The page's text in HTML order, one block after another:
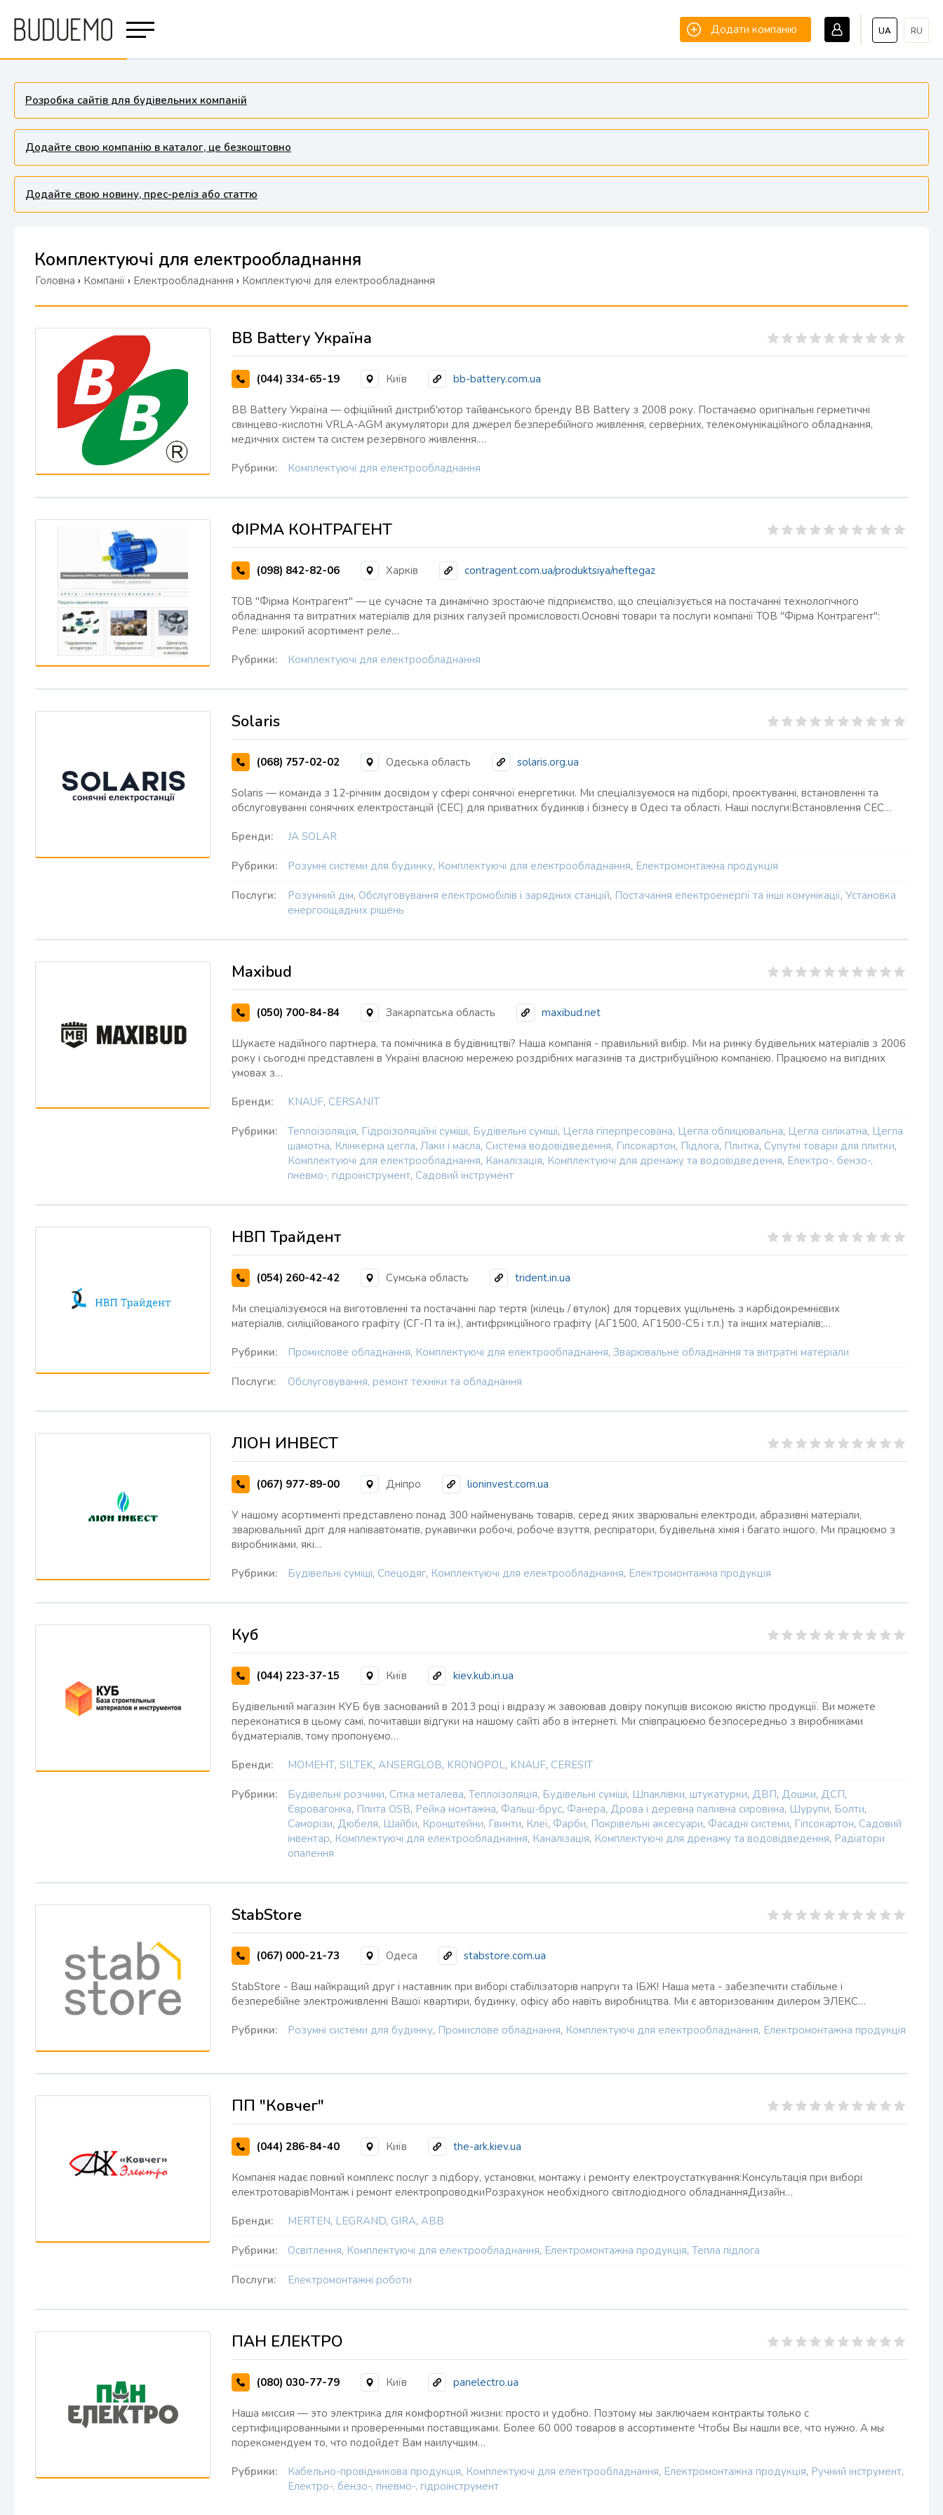
UA RU
Додати компанію
Розробка сайтів для будівельних компаній
Додайте свою компанію в каталог, це безкоштовно
Додайте свою новину, прес-реліз або статтю
Комплектуючі для електрообладнання
Головна › Компанії › Електрообладнання › Комплектуючі для електрообладнання
BB Battery Україна
(044) 334-65-19 Київ bb-battery.com.ua
BB Battery Україна — офіційний дистриб'ютор тайванського бренду BB Battery з 2008 року. Постачаємо оригінальні герметичні
свинцево-кислотні VRLA-AGM акумулятори для джерел безперебійного живлення, серверних, телекомунікаційного обладнання,
медичних систем та систем резервного живлення.…
Рубрики: Комплектуючі для електрообладнання
ФІРМА КОНТРАГЕНТ
(098) 842-82-06 Харків contragent.com.ua/produktsiya/neftegaz
ТОВ "Фірма Контрагент" — це сучасне та динамічно зростаюче підприємство, що спеціалізується на постачанні технологічного
обладнання та витратних матеріалів для різних галузей промисловості.Основні товари та послуги компанії ТОВ "Фірма Контрагент":
Реле: широкий асортимент реле…
Рубрики: Комплектуючі для електрообладнання
Solaris
(068) 757-02-02 Одеська область solaris.org.ua
Solaris — команда з 12-річним досвідом у сфері сонячної енергетики. Ми спеціалізуємося на підборі, проєктуванні, встановленні та
обслуговуванні сонячних електростанцій (СЕС) для приватних будинків і бізнесу в Одесі та області. Наші послуги:Встановлення СЕС…
Бренди: JA SOLAR
Рубрики: Розумні системи для будинку, Комплектуючі для електрообладнання, Електромонтажна продукція
Послуги: Розумний дім, Обслуговування електромобілів і зарядних станцій, Постачання електроенергії та інші комунікації, Установка
енергоощадних рішень
Maxibud
(050) 700-84-84 Закарпатська область maxibud.net
Шукаєте надійного партнера, та помічника в будівництві? Наша компанія - правильний вибір. Ми на ринку будівельних матеріалів з 2006
року і сьогодні представлені в Україні власною мережею роздрібних магазинів та дистрибуційною компанією. Працюємо на вигідних
умовах з…
Бренди: KNAUF, CERSANIT
Рубрики: Теплоізоляція, Гідроізоляційні суміші, Будівельні суміші, Цегла гіперпресована, Цегла облицювальна, Цегла силікатна, Цегла
шамотна, Клінкерна цегла, Лаки і масла, Система водовідведення, Гіпсокартон, Підлога, Плитка, Супутні товари для плитки,
Комплектуючі для електрообладнання, Каналізація, Комплектуючі для дренажу та водовідведення, Електро-, бензо-,
пневмо-, гідроінструмент, Садовий інструмент
НВП Трайдент
(054) 260-42-42 Сумська область trident.in.ua
Ми спеціалізуємося на виготовленні та постачанні пар тертя (кілець / втулок) для торцевих ущільнень з карбідокремнієвих
матеріалів, силіційованого графіту (СГ-П та ін.), антифрикційного графіту (АГ1500, АГ1500-С5 і т.п.) та інших матеріалів;…
Рубрики: Промислове обладнання, Комплектуючі для електрообладнання, Зварювальне обладнання та витратні матеріали
Послуги: Обслуговування, ремонт техніки та обладнання
ЛІОН ИНВЕСТ
(067) 977-89-00 Дніпро lioninvest.com.ua
У нашому асортименті представлено понад 300 найменувань товарів, серед яких зварювальні електроди, абразивні матеріали,
зварювальний дріт для напівавтоматів, рукавички робочі, робоче взуття, респіратори, будівельна хімія і багато іншого. Ми працюємо з
виробниками, які…
Рубрики: Будівельні суміші, Спецодяг, Комплектуючі для електрообладнання, Електромонтажна продукція
Куб
(044) 223-37-15 Київ kiev.kub.in.ua
Будівельний магазин КУБ був заснований в 2013 році і відразу ж завоював довіру покупців високою якістю продукції. Ви можете
переконатися в цьому самі, почитавши відгуки на нашому сайті або в інтернеті. Ми співпрацюємо безпосередньо з виробниками
будматеріалів, тому пропонуємо…
Бренди: МОМЕНТ, SILTEK, ANSERGLOB, KRONOPOL, KNAUF, CERESIT
Рубрики: Будівельні розчини, Сітка металева, Теплоізоляція, Будівельні суміші, Шпаклівки, штукатурки, ДВП, Дошки, ДСП,
Євровагонка, Плита OSB, Рейка монтажна, Фальш-брус, Фанера, Дрова і деревна паливна сировина, Шурупи, Болти,
Саморізи, Дюбеля, Шайби, Кронштейни, Гвинти, Клеї, Фарби, Покрівельні аксесуари, Фасадні системи, Гіпсокартон, Садовий
інвентар, Комплектуючі для електрообладнання, Каналізація, Комплектуючі для дренажу та водовідведення, Радіатори
опалення
StabStore
(067) 000-21-73 Одеса stabstore.com.ua
StabStore - Ваш найкращий друг і наставник при виборі стабілізаторів напруги та ІБЖ! Наша мета - забезпечити стабільне і
безперебійне электроживленні Вашої квартири, будинку, офісу або навіть виробництва. Ми є авторизованим дилером ЭЛЕКС…
Рубрики: Розумні системи для будинку, Промислове обладнання, Комплектуючі для електрообладнання, Електромонтажна продукція
ПП "Ковчег"
(044) 286-84-40 Київ the-ark.kiev.ua
Компанія надає повний комплекс послуг з підбору, установки, монтажу і ремонту електроустаткування:Консультація при виборі
електротоварівМонтаж і ремонт електропроводкиРозрахунок необхідного світлодіодного обладнанняДизайн…
Бренди: MERTEN, LEGRAND, GIRA, ABB
Рубрики: Освітлення, Комплектуючі для електрообладнання, Електромонтажна продукція, Тепла підлога
Послуги: Електромонтажні роботи
ПАН ЕЛЕКТРО
(080) 030-77-79 Київ panelectro.ua
Наша миссия — это электрика для комфортной жизни: просто и удобно. Поэтому мы заключаем контракты только с
сертифицированными и проверенными поставщиками. Более 60 000 товаров в ассортименте Чтобы Вы нашли все, что нужно. А мы
порекомендуем то, что подойдет Вам наилучшим…
Рубрики: Кабельно-провідникова продукція, Комплектуючі для електрообладнання, Електромонтажна продукція, Ручний інструмент,
Електро-, бензо-, пневмо-, гідроінструмент